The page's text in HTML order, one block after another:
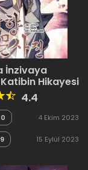
İnzivaya
Hikayesi
4.4
4 Ekim 2023
15 Eylül 2023